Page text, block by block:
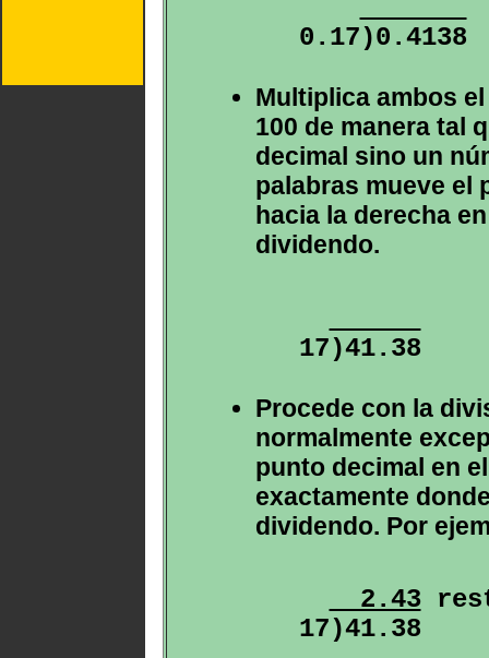
Multiplica ambos
100 de manera tal
decimal sino un
palabras mueve el
hacia la derecha
dividendo.
Procede con la
normalmente
punto decimal en
exactamente
dividendo. Por
2.43